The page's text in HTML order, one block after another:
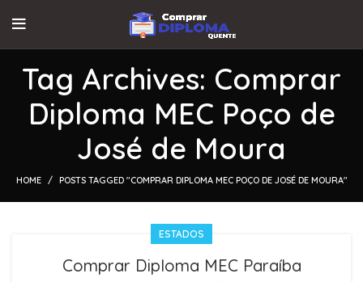
Tag Archives: Comprar
Diploma MEC Poço de
José de Moura
HOME POSTS TAGGED "COMPRAR DIPLOMA MEC POÇO DE JOSÉ DE MOURA"
ESTADOS
Comprar Diploma MEC Paraíba